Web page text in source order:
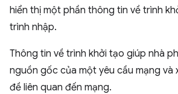
hiển thị một phần thông tin về trình
trình nhập.
Thông tin về trình khởi tạo giúp nhà
nguồn gốc của một yêu cầu mạng và
đề liên quan đến mạng.